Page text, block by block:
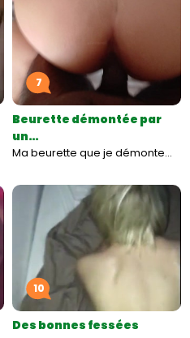
7
Beurette démontée par
un…
Ma beurette que je démonte…
10
Des bonnes fessées